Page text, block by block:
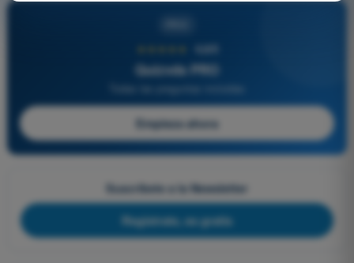
4,6/5
Quizvds PRO
Empieza ahora
Suscríbete a la Newsletter
Regístrate, es gratis